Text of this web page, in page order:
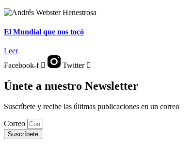
El Mundial que nos tocó
Leer
Facebook-f
Twitter
Únete a nuestro Newsletter
Suscríbete y recibe las últimas publicaciones en un correo
Correo
Suscríbete